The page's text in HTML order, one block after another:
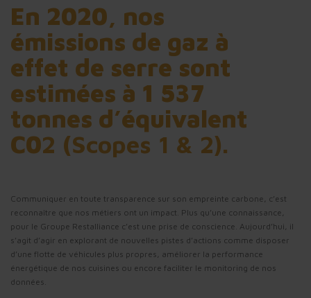
En 2020, nos
émissions de gaz à
effet de serre sont
estimées à 1 537
tonnes d’équivalent
C02 (Scopes 1 & 2).
Communiquer en toute transparence sur son empreinte carbone, c’est
reconnaître que nos métiers ont un impact. Plus qu’une connaissance,
pour le Groupe Restalliance c’est une prise de conscience. Aujourd’hui, il
s’agit d’agir en explorant de nouvelles pistes d’actions comme disposer
d’une flotte de véhicules plus propres, améliorer la performance
énergétique de nos cuisines ou encore faciliter le monitoring de nos
données.